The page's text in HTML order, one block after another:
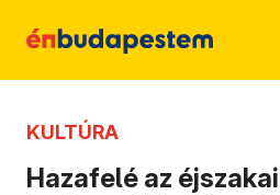
KULTÚRA
Hazafelé az